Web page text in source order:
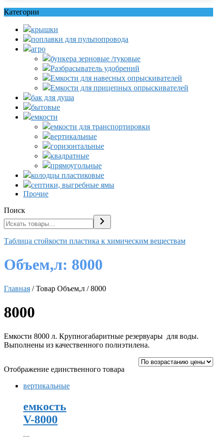
Категории
крышки
поплавки для пульпопровода
агро
бункера зерновые /туковые
Разбрасыватель удобрений
Емкости для навесных опрыскивателей
Емкости для прицепных опрыскивателей
бак для душа
бытовые
емкости
емкости для транспортировки
вертикальные
горизонтальные
квадратные
прямоугольные
колодцы пластиковые
септики, выгребные ямы
Прочие
Поиск
Таблица стойкости пластика к химическим веществам
Объем,л: 8000
Главная / Товар Объем,л / 8000
8000
Емкости 8000 л. Крупногабаритные резервуары для воды.
Выполнены из качественного полиэтилена.
Отображение единственного товара
вертикальные
емкость
V-8000